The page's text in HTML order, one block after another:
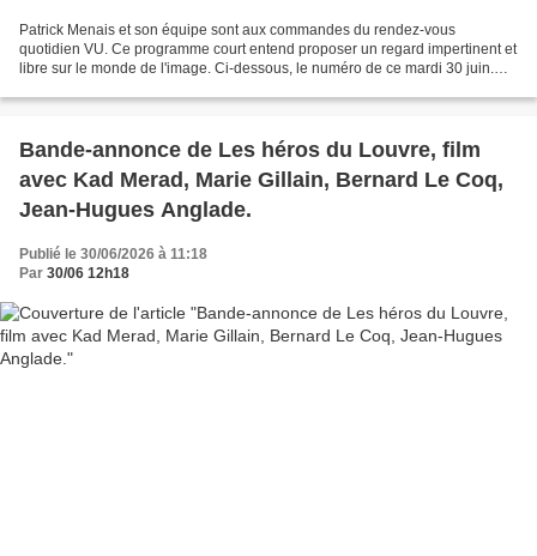
Patrick Menais et son équipe sont aux commandes du rendez-vous
quotidien VU. Ce programme court entend proposer un regard impertinent et
libre sur le monde de l'image. Ci-dessous, le numéro de ce mardi 30 juin.
Bande-annonce de Les héros du Louvre, film
avec Kad Merad, Marie Gillain, Bernard Le Coq,
Jean-Hugues Anglade.
Publié le 30/06/2026 à 11:18
Par 30/06 12h18